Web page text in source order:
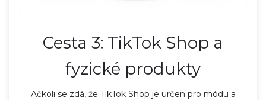
Cesta 3: TikTok Shop a
fyzické produkty
Ačkoli se zdá, že TikTok Shop je určen pro módu a